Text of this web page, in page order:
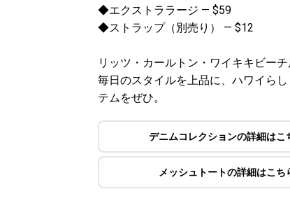
◆エクストララージ — $59
◆ストラップ（別売り） — $12
リッツ・カールトン・ワイキキビーチ
毎日のスタイルを上品に、ハワイらし
テムをぜひ。
デニムコレクションの詳細はこ
メッシュトートの詳細はこち